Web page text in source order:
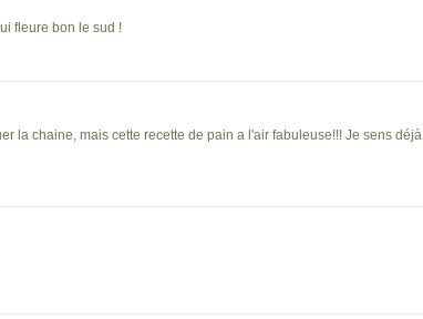
fleure bon le sud !
la chaine, mais cette recette de pain a l'air fabuleuse!!! Je sens déjà